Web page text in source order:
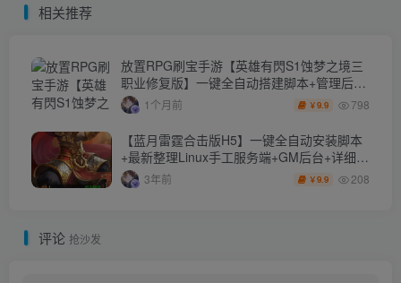
相关推荐
放置RPG刷宝手游【英雄有閃S1蚀梦之境三
职业修复版】一键全自动搭建脚本+管理后台
+代理后台+CDK授权后台+安卓苹果双端
1个月前 ￥9.9 798
【蓝月雷霆合击版H5】一键全自动安装脚本
+最新整理Linux手工服务端+GM后台+详细搭
建教3年前 ￥9.9 208
评论 抢沙发